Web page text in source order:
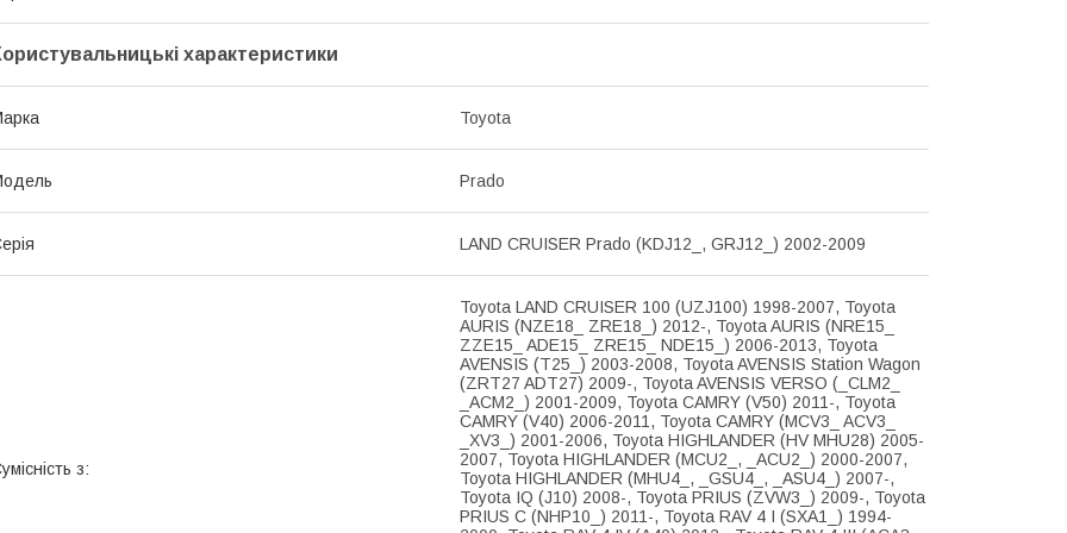
характеристики
Toyota
Prado
LAND CRUISER Prado (KDJ12_, GRJ12_) 2002-2009
з:
Toyota LAND CRUISER 100 (UZJ100) 1998-2007, Toyota
AURIS (NZE18_ ZRE18_) 2012-, Toyota AURIS (NRE15_
ZZE15_ ADE15_ ZRE15_ NDE15_) 2006-2013, Toyota
AVENSIS (T25_) 2003-2008, Toyota AVENSIS Station Wagon
(ZRT27 ADT27) 2009-, Toyota AVENSIS VERSO (_CLM2_
_ACM2_) 2001-2009, Toyota CAMRY (V50) 2011-, Toyota
CAMRY (V40) 2006-2011, Toyota CAMRY (MCV3_ ACV3_
_XV3_) 2001-2006, Toyota HIGHLANDER (HV MHU28) 2005-
2007, Toyota HIGHLANDER (MCU2_, _ACU2_) 2000-2007,
Toyota HIGHLANDER (MHU4_, _GSU4_, _ASU4_) 2007-,
Toyota IQ (J10) 2008-, Toyota PRIUS (ZVW3_) 2009-, Toyota
PRIUS C (NHP10_) 2011-, Toyota RAV 4 I (SXA1_) 1994-